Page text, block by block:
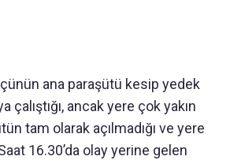
ana paraşütü kesip yedek
çalıştığı, ancak yere çok yakın
tam olarak açılmadığı ve yere
16.30’da olay yerine gelen